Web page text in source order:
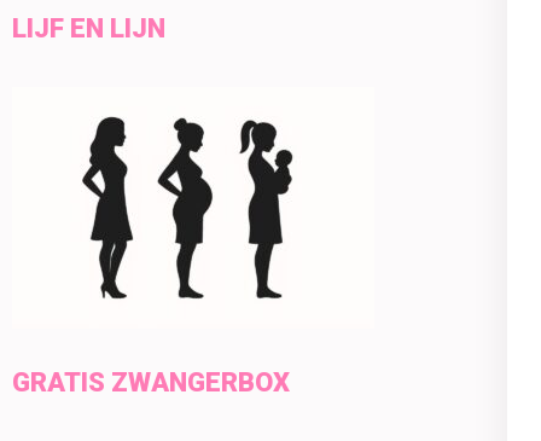
LIJF EN LIJN
GRATIS ZWANGERBOX